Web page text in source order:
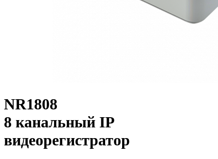
NR1808
8 канальный IP
видеорегистратор